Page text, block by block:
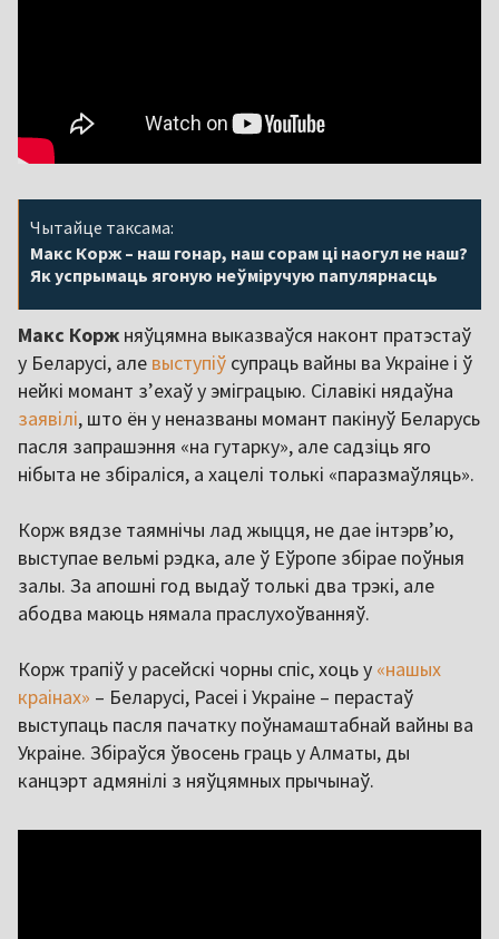
Чытайце таксама:
Макс Корж – наш гонар, наш сорам ці наогул не наш?
Як успрымаць ягоную неўміручую папулярнасць
Макс Корж няўцямна выказваўся наконт пратэстаў
у Беларусі, але выступіў супраць вайны ва Украіне і ў
нейкі момант з’ехаў у эміграцыю. Сілавікі нядаўна
заявілі, што ён у неназваны момант пакінуў Беларусь
пасля запрашэння «на гутарку», але садзіць яго
нібыта не збіраліся, а хацелі толькі «паразмаўляць».
Корж вядзе таямнічы лад жыцця, не дае інтэрв’ю,
выступае вельмі рэдка, але ў Еўропе збірае поўныя
залы. За апошні год выдаў толькі два трэкі, але
абодва маюць нямала праслухоўванняў.
Корж трапіў у расейскі чорны спіс, хоць у «нашых
краінах» – Беларусі, Расеі і Украіне – перастаў
выступаць пасля пачатку поўнамаштабнай вайны ва
Украіне. Збіраўся ўвосень граць у Алматы, ды
канцэрт адмянілі з няўцямных прычынаў.